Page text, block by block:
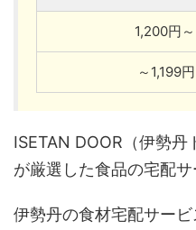
1,200円～
～1,199円
ISETAN DOOR（伊勢
が厳選した食品の宅配サ
伊勢丹の食材宅配サー